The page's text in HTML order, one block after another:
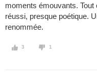
moments émouvants. Tout
réussi, presque poétique.
renommée.
3 1